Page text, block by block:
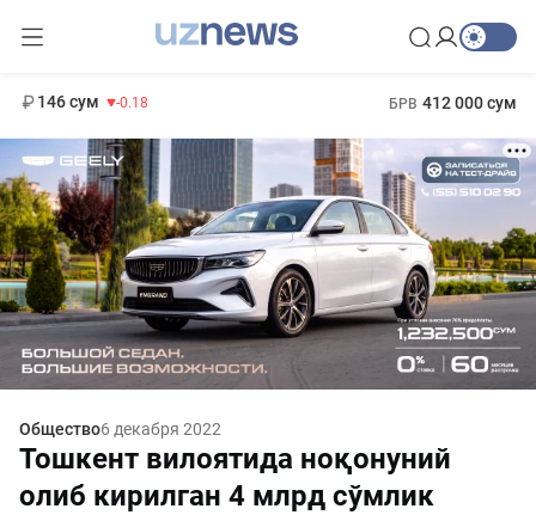
146 сум -0.18 БРВ 412 000 сум
Общество6 декабря 2022
Тошкент вилоятида ноқонуний
олиб кирилган 4 млрд сўмлик